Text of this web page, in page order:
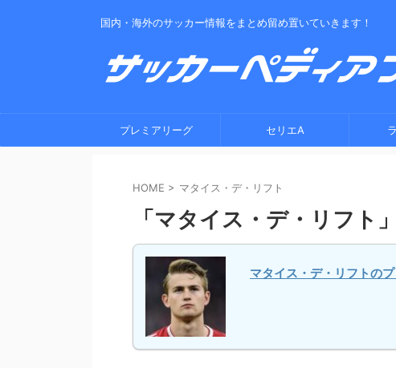
国内・海外のサッカー情報をまとめ留め置いていきます！
プレミアリーグ セリエA
HOME > マタイス・デ・リフト
「マタイス・デ・リフト
マタイス・デ・リフトの